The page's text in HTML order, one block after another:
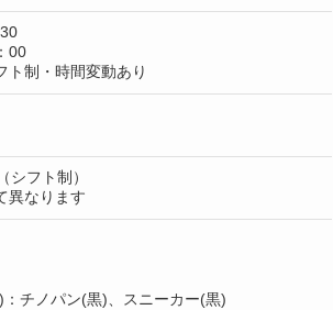
00
制・時間変動あり
シフト制）
異なります
チノパン(黒)、スニーカー(黒)